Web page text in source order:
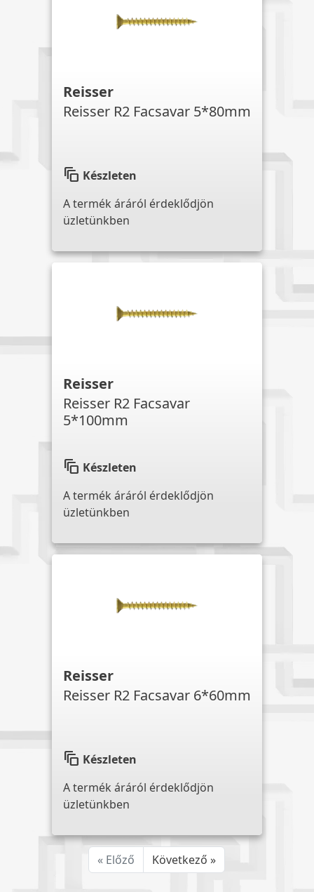
Reisser
Reisser R2 Facsavar 5*80mm
auto_awesome_motion Készleten
A termék áráról érdeklődjön
üzletünkben
Reisser
Reisser R2 Facsavar
5*100mm
auto_awesome_motion Készleten
A termék áráról érdeklődjön
üzletünkben
Reisser
Reisser R2 Facsavar 6*60mm
auto_awesome_motion Készleten
A termék áráról érdeklődjön
üzletünkben
« Előző Következő »